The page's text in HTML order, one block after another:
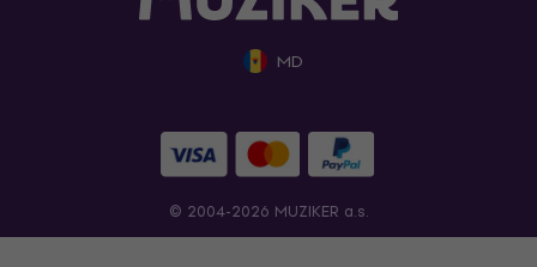
MD
© 2004-2026 MUZIKER a.s.